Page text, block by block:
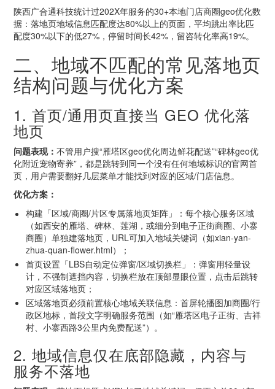
陕西广合通科技统计过202X年服务的30+本地门店商圈geo优化数
据：落地页地域信息匹配度达80%以上的页面，平均跳出率比匹
配度30%以下的低27%，停留时间长42%，留咨转化率高19%。
二、地域不匹配的常见落地页
结构问题与优化方案
1. 首页/通用页直接当 GEO 优化落
地页
问题表现：不管用户搜“雁塔区geo优化周边鲜花配送”“碑林geo优
化附近宠物寄养”，都是跳转到同一个没有任何地域标识的官网首
页，用户需要翻好几层菜单才能找到对应的区域/门店信息。
优化方案：
构建「区域/商圈/片区专属落地页矩阵」：每个核心服务区域
（如西安的雁塔、碑林、莲湖，或细分到电子正街商圈、小寨
商圈）单独建落地页，URL可加入地域关键词（如xian-yan-
zhua-quan-flower.html）；
首页设置「LBS自动定位弹窗/区域切换栏」：弹窗用轻量设
计，不强制遮挡内容，切换栏放在顶部显眼位置，点击后跳转
对应区域落地页；
区域落地页必须前置核心地域关联信息：首屏轮播图加商圈/行
政区地标，首段文字明确服务范围（如“雁塔区电子正街、吉祥
村、小寨西路3公里内免费配送”）。
2. 地域信息仅在底部隐藏，内容与
服务不落地